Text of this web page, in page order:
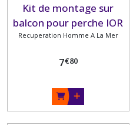
Kit de montage sur
balcon pour perche IOR
et bouée fer à cheval
Recuperation Homme A La Mer
7€80